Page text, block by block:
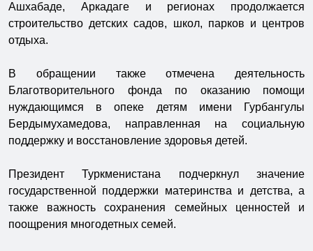
Ашхабаде, Аркадаге и регионах продолжается
строительство детских садов, школ, парков и центров
отдыха.
В обращении также отмечена деятельность
Благотворительного фонда по оказанию помощи
нуждающимся в опеке детям имени Гурбангулы
Бердымухамедова, направленная на социальную
поддержку и восстановление здоровья детей.
Президент Туркменистана подчеркнул значение
государственной поддержки материнства и детства, а
также важность сохранения семейных ценностей и
поощрения многодетных семей.